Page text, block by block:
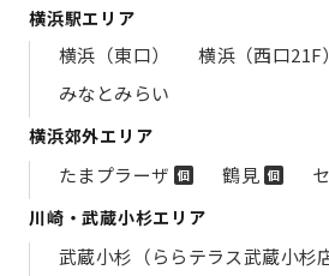
横浜駅エリア
横浜（東口） 横浜（西口21F）
みなとみらい
横浜郊外エリア
たまプラーザ 個 鶴見 個
川崎・武蔵小杉エリア
武蔵小杉（ららテラス武蔵小杉店